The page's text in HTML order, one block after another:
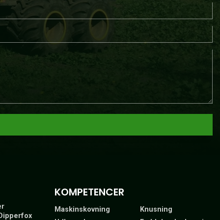
KOMPETENCER
Maskinskovning
Knusning